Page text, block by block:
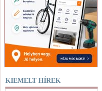
KIEMELT HÍREK